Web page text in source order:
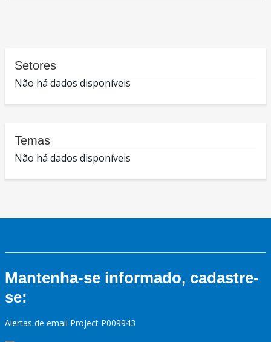
Setores
Não há dados disponíveis
Temas
Não há dados disponíveis
Mantenha-se informado, cadastre-
se:
Alertas de email Project P009943